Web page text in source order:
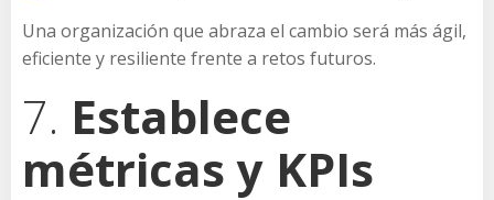
Una organización que abraza el cambio será más ágil,
eficiente y resiliente frente a retos futuros.
7. Establece
métricas y KPIs